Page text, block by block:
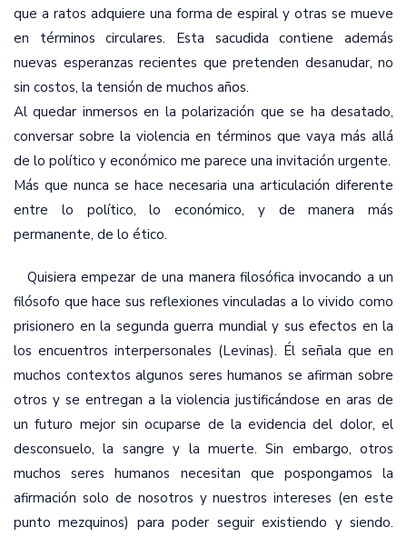
que a ratos adquiere una forma de espiral y otras se mueve
en términos circulares. Esta sacudida contiene además
nuevas esperanzas recientes que pretenden desanudar, no
sin costos, la tensión de muchos años.
Al quedar inmersos en la polarización que se ha desatado,
conversar sobre la violencia en términos que vaya más allá
de lo político y económico me parece una invitación urgente.
Más que nunca se hace necesaria una articulación diferente
entre lo político, lo económico, y de manera más
permanente, de lo ético.
Quisiera empezar de una manera filosófica invocando a un
filósofo que hace sus reflexiones vinculadas a lo vivido como
prisionero en la segunda guerra mundial y sus efectos en la
los encuentros interpersonales (Levinas). Él señala que en
muchos contextos algunos seres humanos se afirman sobre
otros y se entregan a la violencia justificándose en aras de
un futuro mejor sin ocuparse de la evidencia del dolor, el
desconsuelo, la sangre y la muerte. Sin embargo, otros
muchos seres humanos necesitan que pospongamos la
afirmación solo de nosotros y nuestros intereses (en este
punto mezquinos) para poder seguir existiendo y siendo.